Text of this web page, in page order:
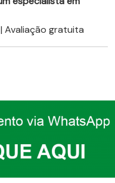
Avaliação gratuita